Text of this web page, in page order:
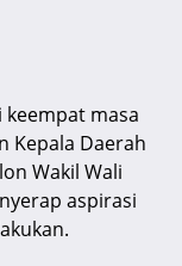
keempat masa
Kepala Daerah
Wakil Wali
aspirasi